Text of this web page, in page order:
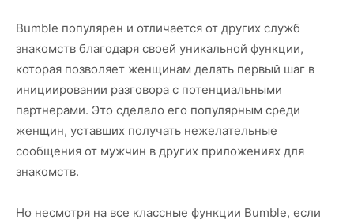
Bumble популярен и отличается от других служб
знакомств благодаря своей уникальной функции,
которая позволяет женщинам делать первый шаг в
инициировании разговора с потенциальными
партнерами. Это сделало его популярным среди
женщин, уставших получать нежелательные
сообщения от мужчин в других приложениях для
знакомств.
Но несмотря на все классные функции Bumble, если